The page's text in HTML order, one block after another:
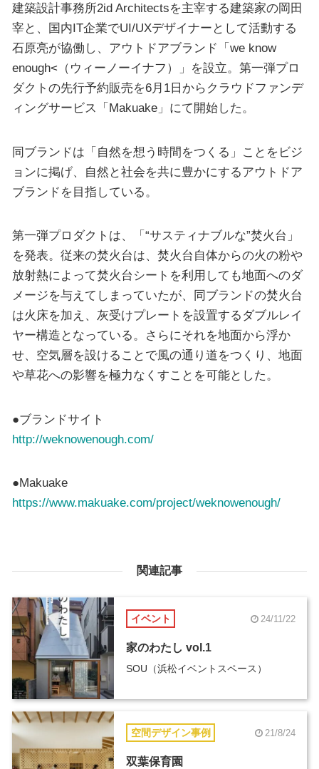
建築設計事務所2id Architectsを主宰する建築家の岡田
宰と、国内IT企業でUI/UXデザイナーとして活動する
石原亮が協働し、アウトドアブランド「we know
enough<（ウィーノーイナフ）」を設立。第一弾プロ
ダクトの先行予約販売を6月1日からクラウドファンデ
ィングサービス「Makuake」にて開始した。
同ブランドは「自然を想う時間をつくる」ことをビジ
ョンに掲げ、自然と社会を共に豊かにするアウトドア
ブランドを目指している。
第一弾プロダクトは、「“サスティナブルな”焚火台」
を発表。従来の焚火台は、焚火台自体からの火の粉や
放射熱によって焚火台シートを利用しても地面へのダ
メージを与えてしまっていたが、同ブランドの焚火台
は火床を加え、灰受けプレートを設置するダブルレイ
ヤー構造となっている。さらにそれを地面から浮か
せ、空気層を設けることで風の通り道をつくり、地面
や草花への影響を極力なくすことを可能とした。
●ブランドサイト
http://weknowenough.com/
●Makuake
https://www.makuake.com/project/weknowenough/
関連記事
イベント 24/11/22
家のわたし vol.1
SOU（浜松イベントスペース）
空間デザイン事例 21/8/24
双葉保育園